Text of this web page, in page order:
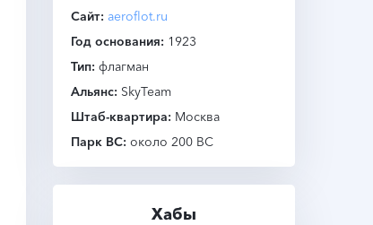
Сайт aeroflot.ru
Год основания 1923
Тип флагман
Альянс SkyTeam
Штаб-квартира Москва
Парк ВС около 200 ВС
Хабы